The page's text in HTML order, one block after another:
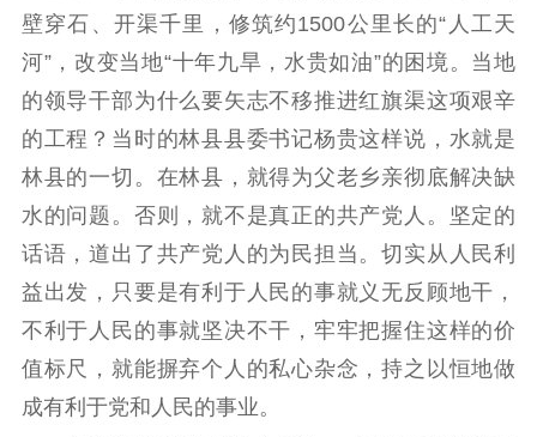
新时代公民素养
提升资源库
新闻出版
政务服务
作品著作权
登记服务
科研创新
服务管理平台
智库服务
管理平台
文艺创作
服务管理
文化产业
统计分析
数字出版
审读服务
新闻发布工作备
案管理系统
电影
服务
理论宣讲
共建共享平台
政工继续教育学
习平台
责任编辑注册
业务申报系统
壁穿石、开渠千里，修筑约1500公里长的“人工天
河”，改变当地“十年九旱，水贵如油”的困境。当地
的领导干部为什么要矢志不移推进红旗渠这项艰辛
的工程？当时的林县县委书记杨贵这样说，水就是
林县的一切。在林县，就得为父老乡亲彻底解决缺
水的问题。否则，就不是真正的共产党人。坚定的
话语，道出了共产党人的为民担当。切实从人民利
益出发，只要是有利于人民的事就义无反顾地干，
不利于人民的事就坚决不干，牢牢把握住这样的价
值标尺，就能摒弃个人的私心杂念，持之以恒地做
成有利于党和人民的事业。